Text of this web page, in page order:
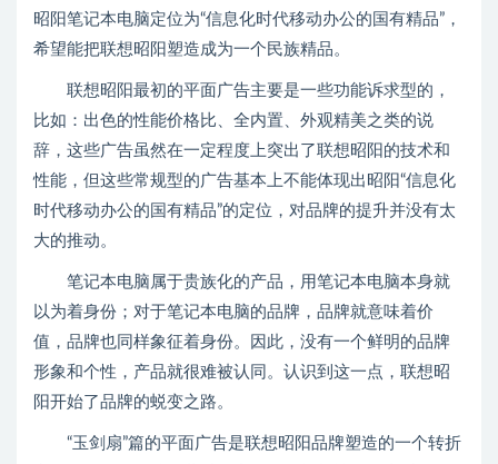
昭阳笔记本电脑定位为“信息化时代移动办公的国有精品”，
希望能把联想昭阳塑造成为一个民族精品。
联想昭阳最初的平面广告主要是一些功能诉求型的，
比如：出色的性能价格比、全内置、外观精美之类的说
辞，这些广告虽然在一定程度上突出了联想昭阳的技术和
性能，但这些常规型的广告基本上不能体现出昭阳“信息化
时代移动办公的国有精品”的定位，对品牌的提升并没有太
大的推动。
笔记本电脑属于贵族化的产品，用笔记本电脑本身就
以为着身份；对于笔记本电脑的品牌，品牌就意味着价
值，品牌也同样象征着身份。因此，没有一个鲜明的品牌
形象和个性，产品就很难被认同。认识到这一点，联想昭
阳开始了品牌的蜕变之路。
“玉剑扇”篇的平面广告是联想昭阳品牌塑造的一个转折